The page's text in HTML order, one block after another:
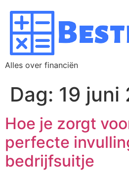
Alles over financiën
Dag: 19 juni
Hoe je zorgt
perfecte
bedrijfsuitje